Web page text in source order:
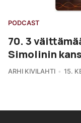
PODCAST
70. 3
Simolinin
ARHI KIVILAHTI 15.